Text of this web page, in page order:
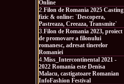
Online
2.Filon de Romania 2025 Casting
fizic & online: `Descopera,
Pastreaza, Creeaza, Transmite`
3.Filon de Romania 2023, proiect
de promovare a filonului
romanesc, adresat tinerelor
Romaniei
4.Miss_Intercontinental 2021 -
2022 Romania este Denisa
Malacu, castigatoare Romanian
InfoFashion Festival